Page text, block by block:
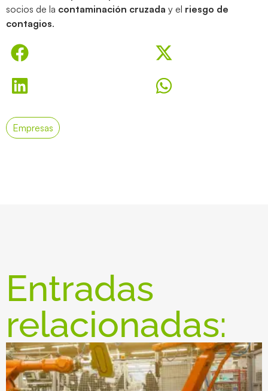
socios de la contaminación cruzada y el riesgo de
contagios.
Empresas
Entradas
relacionadas: